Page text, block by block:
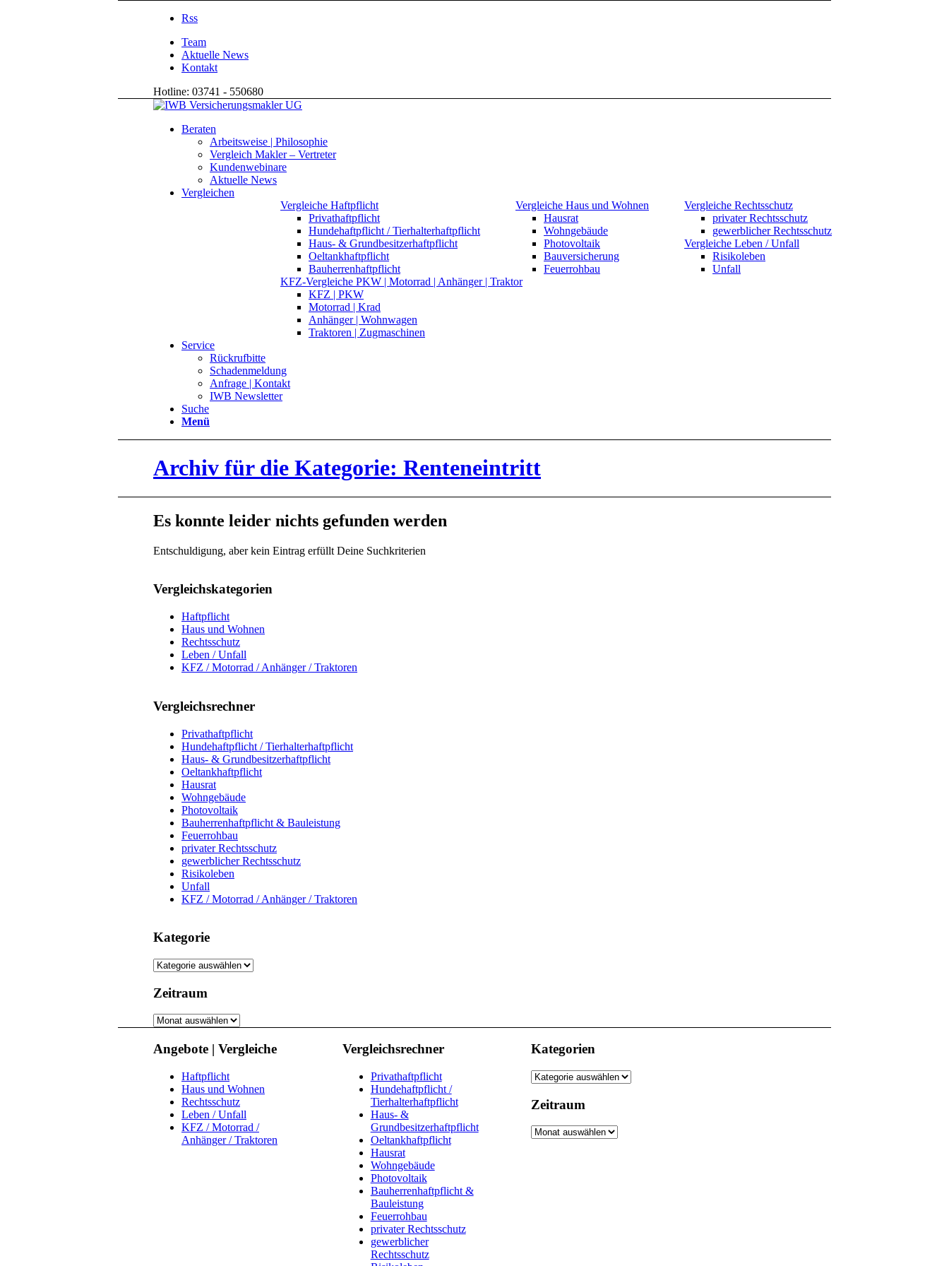
Rss
Team
Aktuelle News
Kontakt
Hotline: 03741 - 550680
Beraten
Arbeitsweise | Philosophie
Vergleich Makler – Vertreter
Kundenwebinare
Aktuelle News
Vergleichen
Vergleiche Haftpflicht
Privathaftpflicht
Hundehaftpflicht / Tierhalterhaftpflicht
Haus- & Grundbesitzerhaftpflicht
Oeltankhaftpflicht
Bauherrenhaftpflicht
Vergleiche Haus und Wohnen
Hausrat
Wohngebäude
Photovoltaik
Bauversicherung
Feuerrohbau
Vergleiche Rechtsschutz
privater Rechtsschutz
gewerblicher Rechtsschutz
Vergleiche Leben / Unfall
Risikoleben
Unfall
KFZ-Vergleiche PKW | Motorrad | Anhänger | Traktor
KFZ | PKW
Motorrad | Krad
Anhänger | Wohnwagen
Traktoren | Zugmaschinen
Service
Rückrufbitte
Schadenmeldung
Anfrage | Kontakt
IWB Newsletter
Suche
Menü
Archiv für die Kategorie: Renteneintritt
Es konnte leider nichts gefunden werden
Entschuldigung, aber kein Eintrag erfüllt Deine Suchkriterien
Vergleichskategorien
Haftpflicht
Haus und Wohnen
Rechtsschutz
Leben / Unfall
KFZ / Motorrad / Anhänger / Traktoren
Vergleichsrechner
Privathaftpflicht
Hundehaftpflicht / Tierhalterhaftpflicht
Haus- & Grundbesitzerhaftpflicht
Oeltankhaftpflicht
Hausrat
Wohngebäude
Photovoltaik
Bauherrenhaftpflicht & Bauleistung
Feuerrohbau
privater Rechtsschutz
gewerblicher Rechtsschutz
Risikoleben
Unfall
KFZ / Motorrad / Anhänger / Traktoren
Kategorie
Kategorie
Zeitraum
Zeitraum
Angebote | Vergleiche
Haftpflicht
Haus und Wohnen
Rechtsschutz
Leben / Unfall
KFZ / Motorrad /
Anhänger / Traktoren
Vergleichsrechner
Privathaftpflicht
Hundehaftpflicht /
Tierhalterhaftpflicht
Haus- &
Grundbesitzerhaftpflicht
Oeltankhaftpflicht
Hausrat
Wohngebäude
Photovoltaik
Bauherrenhaftpflicht &
Bauleistung
Feuerrohbau
privater Rechtsschutz
gewerblicher
Rechtsschutz
Kategorien
Kategorien
Zeitraum
Zeitraum